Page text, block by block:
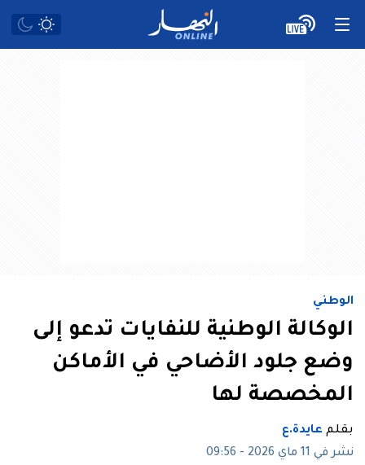
الوطني
الوكالة الوطنية للنفايات تدعو إلى
وضع جلود الأضاحي في الأماكن
المخصصة لها
بقلم عايدة.ع
نشر في 11 ماي 2026 - 09:56